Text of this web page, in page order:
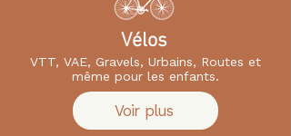
Vélos
VTT, VAE, Gravels, Urbains, Routes et
même pour les enfants.
Voir plus